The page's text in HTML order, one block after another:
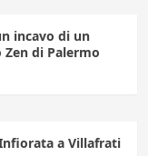
incavo di un
di Palermo
a Villafrati